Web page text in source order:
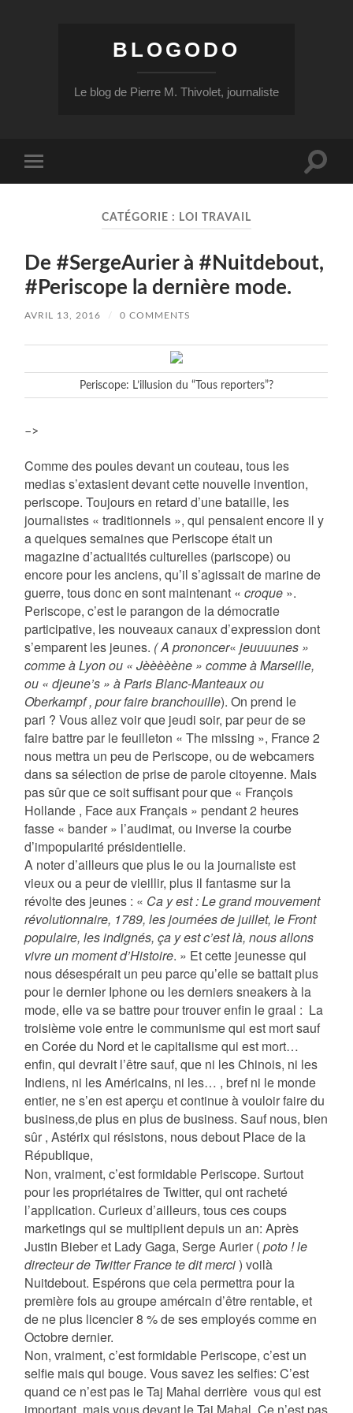
BLOGODO
Le blog de Pierre M. Thivolet, journaliste
mobile
Toggle
CATÉGORIE : LOI TRAVAIL
De #SergeAurier à #Nuitdebout,
#Periscope la dernière mode.
AVRIL 13, 2016 / 0 COMMENTS
Periscope: L’illusion du “Tous reporters”?
–>
Comme des poules devant un couteau, tous les
medias s’extasient devant cette nouvelle invention,
periscope. Toujours en retard d’une bataille, les
journalistes « traditionnels », qui pensaient encore il y
a quelques semaines que Periscope était un
magazine d’actualités culturelles (pariscope) ou
encore pour les anciens, qu’il s’agissait de marine de
guerre, tous donc en sont maintenant «croque ».
Periscope, c’est le parangon de la démocratie
participative, les nouveaux canaux d’expression dont
s’emparent les jeunes. ( A prononcer«jeuuuunes »
comme à Lyon ou « Jèèèèène » comme à Marseille,
ou « djeune’s » à Paris Blanc-Manteaux ou
Oberkampf , pour faire branchouille). On prend le
pari ? Vous allez voir que jeudi soir, par peur de se
faire battre par le feuilleton « The missing », France 2
nous mettra un peu de Periscope, ou de webcamers
dans sa sélection de prise de parole citoyenne. Mais
pas sûr que ce soit suffisant pour que « François
Hollande , Face aux Français » pendant 2 heures
fasse « bander » l’audimat, ou inverse la courbe
d’impopularité présidentielle.
A noter d’ailleurs que plus le ou la journaliste est
vieux ou a peur de vieillir, plus il fantasme sur la
révolte des jeunes : « Ca y est : Le grand mouvement
révolutionnaire, 1789, les journées de juillet, le Front
populaire, les indignés, ça y est c’est là, nous allons
vivre un moment d’Histoire. » Et cette jeunesse qui
nous désespérait un peu parce qu’elle se battait plus
pour le dernier Iphone ou les derniers sneakers à la
mode, elle va se battre pour trouver enfin le graal : La
troisième voie entre le communisme qui est mort sauf
en Corée du Nord et le capitalisme qui est mort…
enfin, qui devrait l’être sauf, que ni les Chinois, ni les
Indiens, ni les Américains, ni les… , bref ni le monde
entier, ne s’en est aperçu et continue à vouloir faire du
business,de plus en plusde business.Sauf nous, bien
sûr , Astérix qui résistons, nous debout Place de la
République,
Non, vraiment, c’est formidable Periscope. Surtout
pour les propriétaires de Twitter, qui ont racheté
l’application. Curieux d’ailleurs, tous ces coups
marketings qui se multiplient depuis un an: Après
Justin Bieber et Lady Gaga, Serge Aurier (poto ! le
directeur de Twitter France te dit merci) voilà
Nuitdebout. Espérons que cela permettra pour la
première fois au groupe amércain d’être rentable, et
de ne plus licencier 8 % de ses employés comme en
Octobre dernier.
Non, vraiment, c’est formidable Periscope, c’est un
selfie mais qui bouge. Vous savez les selfies: C’est
quand ce n’est pas le Taj Mahal derrière vous qui est
important, mais vous devant le Taj Mahal. Ce n’est pas